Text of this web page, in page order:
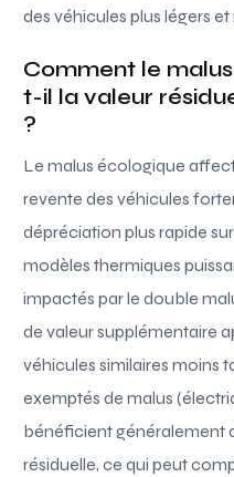
des véhicules plus légers
Comment le
t-il la valeur
?
Le malus écologique
revente des véhicules
dépréciation plus rapide
modèles thermiques
impactés par le double
de valeur supplémentaire
véhicules similaires moins
exemptés de malus
bénéficient généralement
résiduelle, ce qui peut